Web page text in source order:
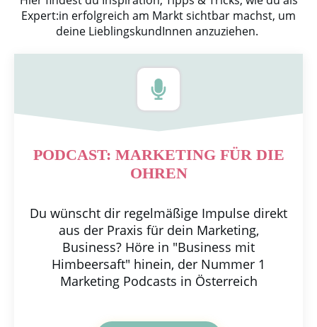
Expert:in erfolgreich am Markt sichtbar machst, um
deine LieblingskundInnen anzuziehen.
PODCAST: MARKETING FÜR DIE
OHREN
Du wünscht dir regelmäßige Impulse direkt
aus der Praxis für dein Marketing,
Business? Höre in "Business mit
Himbeersaft" hinein, der Nummer 1
Marketing Podcasts in Österreich